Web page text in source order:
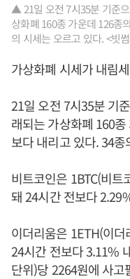
▲ 21일 오전 7시35분 기준
상화폐 160종 가운데 126종
의 시세는 오르고 있다. <빗
가상화폐 시세가 내림
21일 오전 7시35분 기
래되는 가상화폐 160
보다 내리고 있다. 34
비트코인은 1BTC(비
돼 24시간 전보다
이더리움은 1ETH(이
24시간 전보다 3.11%
단위)당 2264원에 사